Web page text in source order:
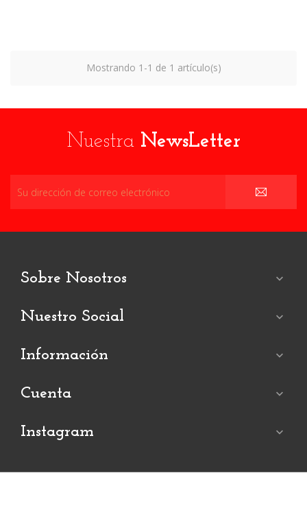
Mostrando 1-1 de 1 artículo(s)
NuestraNewsLetter
Sobre Nosotros 
Nuestro Social 
Información 
Cuenta 
Instagram 